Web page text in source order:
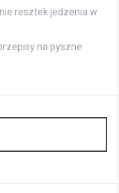
resztek jedzenia w
na pyszne